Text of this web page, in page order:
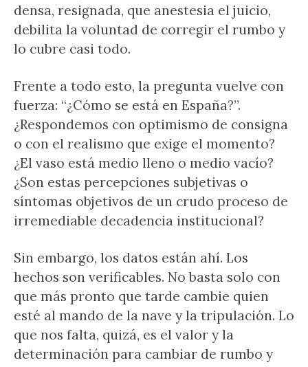
densa, resignada, que anestesia el juicio,
debilita la voluntad de corregir el rumbo y
lo cubre casi todo.
Frente a todo esto, la pregunta vuelve con
fuerza: “¿Cómo se está en España?”.
¿Respondemos con optimismo de consigna
o con el realismo que exige el momento?
¿El vaso está medio lleno o medio vacío?
¿Son estas percepciones subjetivas o
síntomas objetivos de un crudo proceso de
irremediable decadencia institucional?
Sin embargo, los datos están ahí. Los
hechos son verificables. No basta solo con
que más pronto que tarde cambie quien
esté al mando de la nave y la tripulación. Lo
que nos falta, quizá, es el valor y la
determinación para cambiar de rumbo y